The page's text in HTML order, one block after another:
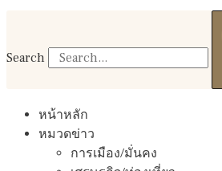
Search
หน้าหลัก
หมวดข่าว
การเมือง/มั่นคง